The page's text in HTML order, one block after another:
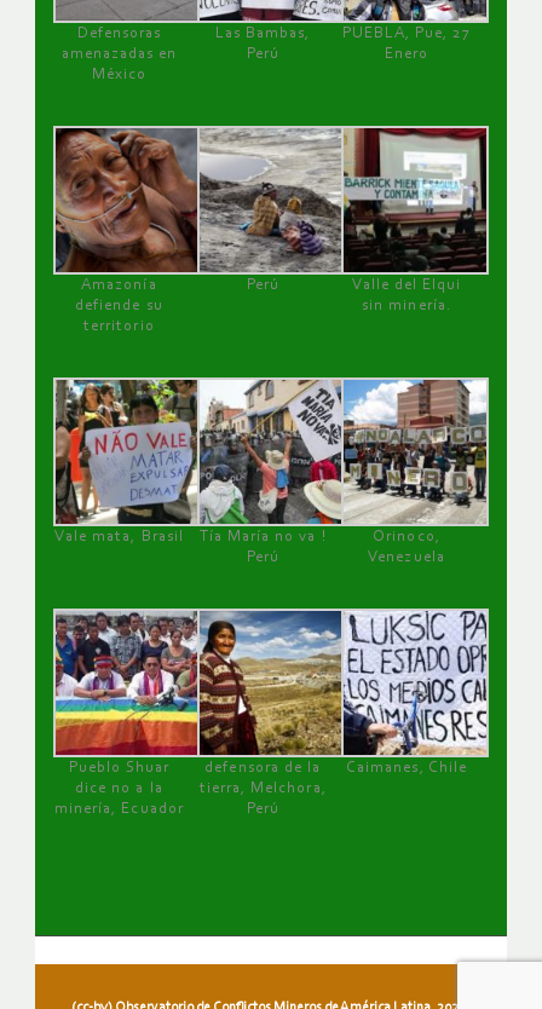
Defensoras
amenazadas en
México
Las Bambas,
Perú
PUEBLA, Pue, 27
Enero
Amazonía
defiende su
territorio
Perú
Valle del Elqui
sin minería.
Vale mata, Brasil
Tía María no va !
Perú
Orinoco,
Venezuela
Pueblo Shuar
dice no a la
minería, Ecuador
defensora de la
tierra, Melchora,
Perú
Caimanes, Chile